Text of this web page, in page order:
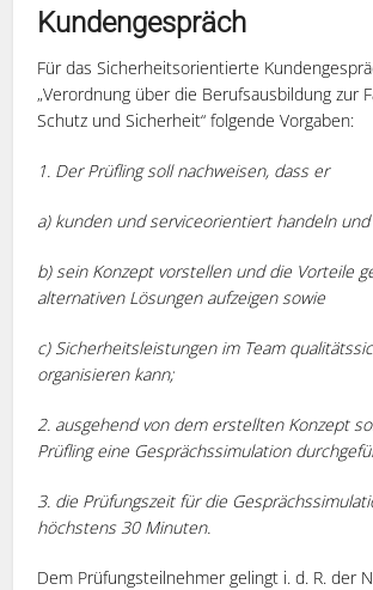
Kundengespräch
Für das Sicherheitsorientierte
„Verordnung über die Berufsausbildung zur
Schutz und Sicherheit“ folgende Vorgaben:
1. Der Prüfling soll nachweisen, dass er
a) kunden­ und serviceorientiert handeln
b) sein Konzept vorstellen und die Vorteile
alternativen Lösungen aufzeigen sowie
c) Sicherheitsleistungen im Team
organisieren kann;
2. ausgehend von dem erstellten Konzept
Prüfling eine Gesprächssimulation
3. die Prüfungszeit für die
höchstens 30 Minuten.
Dem Prüfungsteilnehmer gelingt i. d. R. der